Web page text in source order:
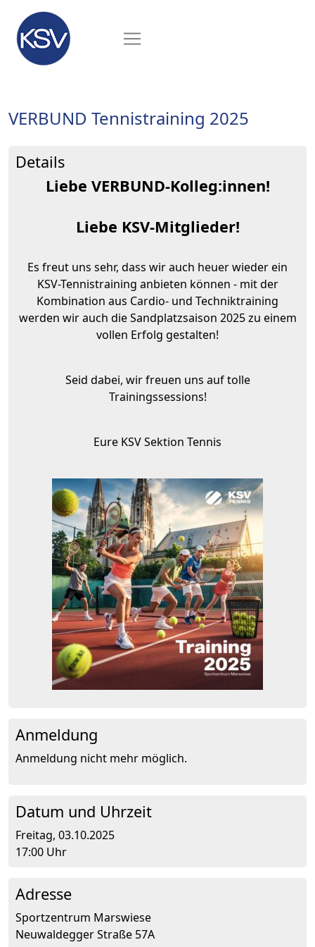
VERBUND Tennistraining 2025
Details
Liebe VERBUND-Kolleg:innen!
Liebe KSV-Mitglieder!
Es freut uns sehr, dass wir auch heuer wieder ein
KSV-Tennistraining anbieten können - mit der
Kombination aus Cardio- und Techniktraining
werden wir auch die Sandplatzsaison 2025 zu einem
vollen Erfolg gestalten!
Seid dabei, wir freuen uns auf tolle
Trainingssessions!
Eure KSV Sektion Tennis
Anmeldung
Anmeldung nicht mehr möglich.
Datum und Uhrzeit
Freitag, 03.10.2025
17:00 Uhr
Adresse
Sportzentrum Marswiese
Neuwaldegger Straße 57A